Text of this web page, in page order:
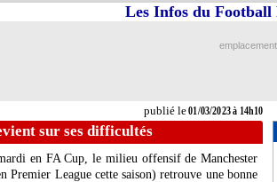
publié le01/03/2023 à 14h10
Les Infos du
sur ses difficultés
en FA Cup, le milieu offensif de Manchester
League cette saison) retrouve une bonne